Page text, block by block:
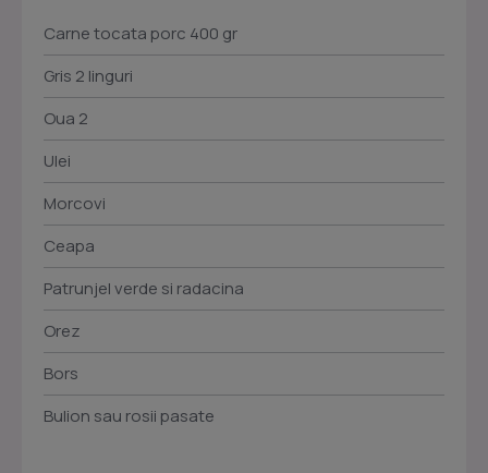
Carne tocata porc 400 gr
Gris 2 linguri
Oua 2
Ulei
Morcovi
Ceapa
Patrunjel verde si radacina
Orez
Bors
Bulion sau rosii pasate